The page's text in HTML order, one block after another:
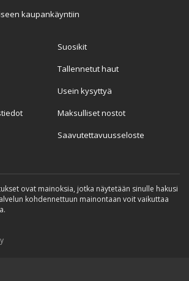
kaupankäyntiin
Suosikit
Tallennetut haut
Usein kysyttyä
Maksulliset nostot
Saavutettavuusseloste
ovat mainoksia, jotka näytetään sinulle hakusi
kohdennettuun mainontaan voit vaikuttaa